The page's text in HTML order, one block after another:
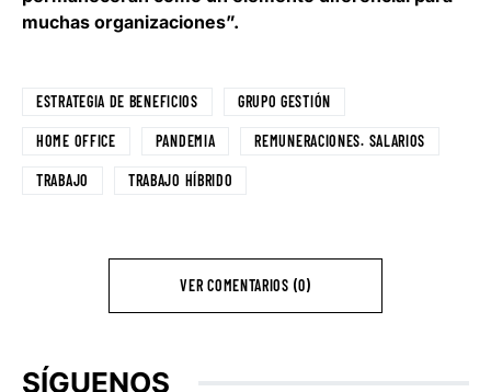
muchas organizaciones”.
ESTRATEGIA DE BENEFICIOS GRUPO GESTIÓN
HOME OFFICE PANDEMIA REMUNERACIONES. SALARIOS
TRABAJO TRABAJO HÍBRIDO
VER COMENTARIOS (0)
SÍGUENOS